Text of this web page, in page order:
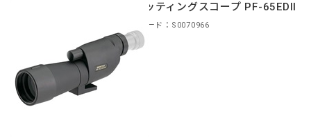
スポッティングスコープ PF-65EDII
商品コード：S0070966